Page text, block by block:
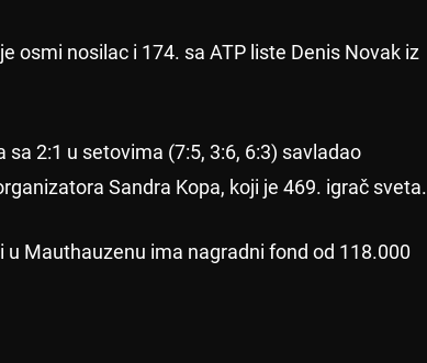
osmi nosilac i 174. sa ATP liste Denis Novak iz
2:1 u setovima (7:5, 3:6, 6:3) savladao
Sandra Kopa, koji je 469. igrač sveta.
Mauthauzenu ima nagradni fond od 118.000